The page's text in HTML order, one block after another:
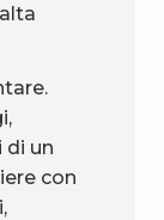
di un
con